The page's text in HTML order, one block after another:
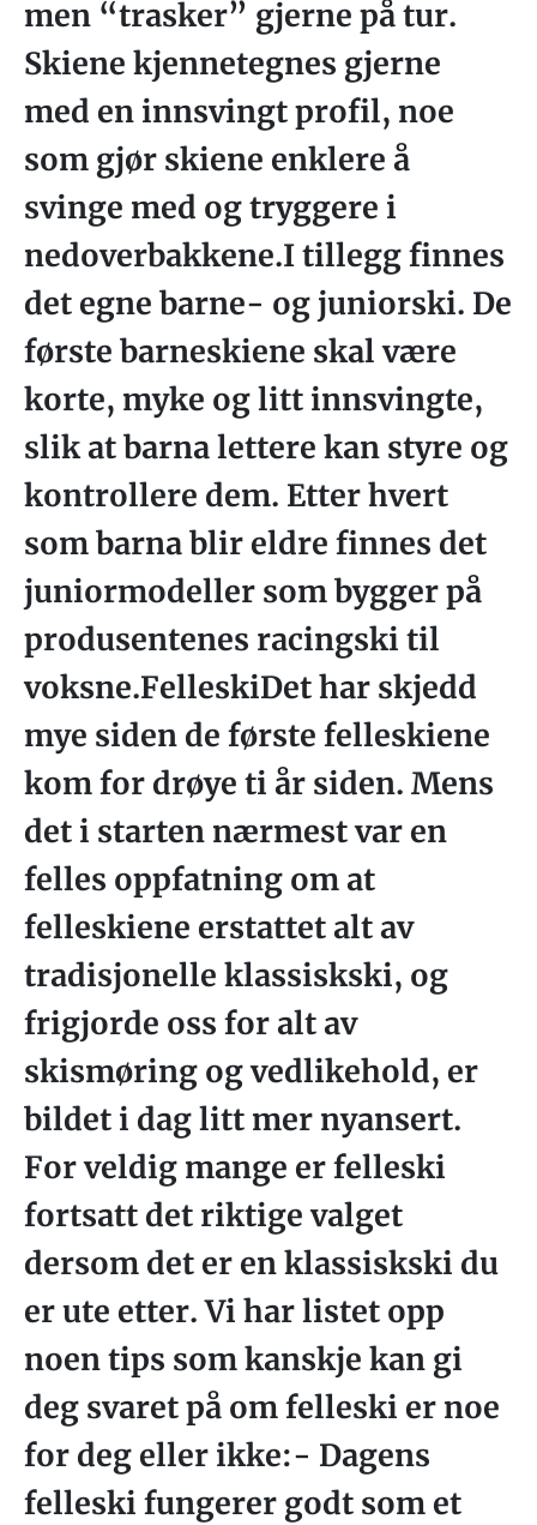
men “trasker” gjerne på tur.
Skiene kjennetegnes gjerne
med en innsvingt profil, noe
som gjør skiene enklere å
svinge med og tryggere i
nedoverbakkene.I tillegg finnes
det egne barne- og juniorski. De
første barneskiene skal være
korte, myke og litt innsvingte,
slik at barna lettere kan styre og
kontrollere dem. Etter hvert
som barna blir eldre finnes det
juniormodeller som bygger på
produsentenes racingski til
voksne.FelleskiDet har skjedd
mye siden de første felleskiene
kom for drøye ti år siden. Mens
det i starten nærmest var en
felles oppfatning om at
felleskiene erstattet alt av
tradisjonelle klassiskski, og
frigjorde oss for alt av
skismøring og vedlikehold, er
bildet i dag litt mer nyansert.
For veldig mange er felleski
fortsatt det riktige valget
dersom det er en klassiskski du
er ute etter. Vi har listet opp
noen tips som kanskje kan gi
deg svaret på om felleski er noe
for deg eller ikke:- Dagens
felleski fungerer godt som et